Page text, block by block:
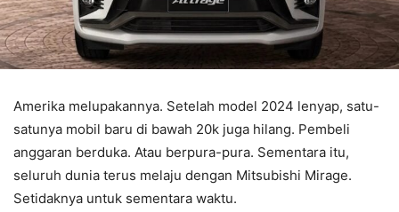
Amerika melupakannya. Setelah model 2024 lenyap, satu-
satunya mobil baru di bawah 20k juga hilang. Pembeli
anggaran berduka. Atau berpura-pura. Sementara itu,
seluruh dunia terus melaju dengan Mitsubishi Mirage.
Setidaknya untuk sementara waktu.